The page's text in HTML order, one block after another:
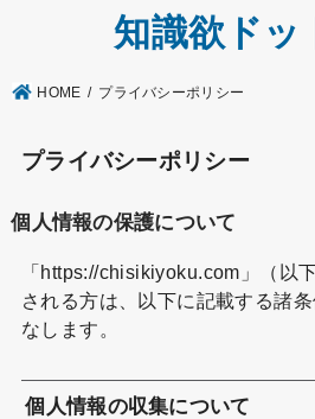
知識欲ドッ
HOME プライバシーポリシー
プライバシーポリシー
個人情報の保護について
「https://chisikiyoku.com」（以
される方は、以下に記載する諸
なします。
個人情報の収集について